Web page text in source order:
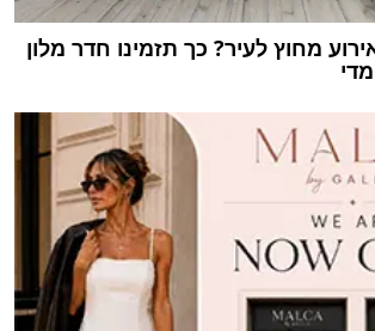
מחוץ לעיר? כך תזמינו חדר מלון